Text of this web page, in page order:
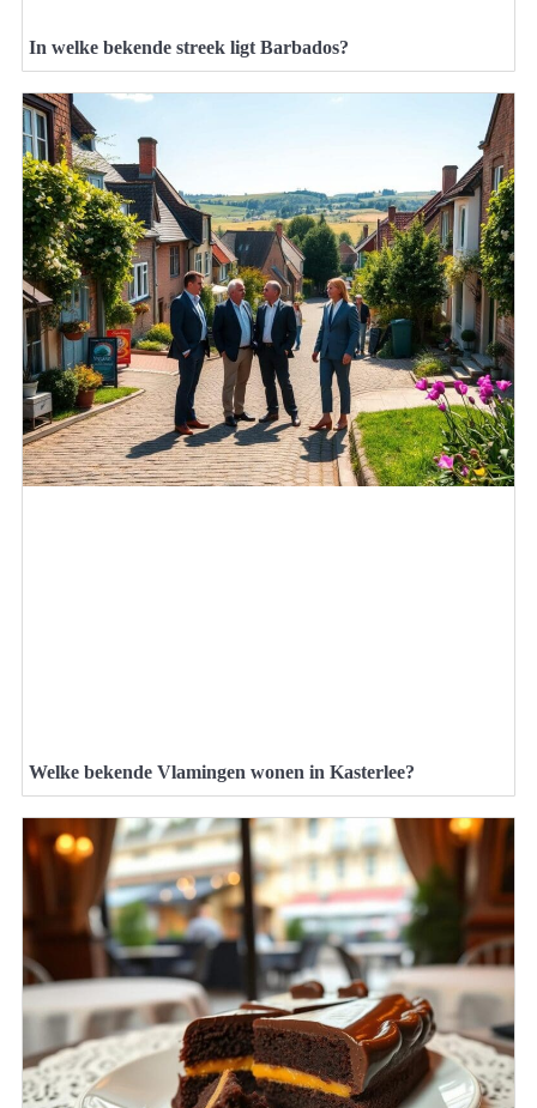
In welke bekende streek ligt Barbados?
Welke bekende Vlamingen wonen in Kasterlee?